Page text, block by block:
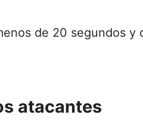
de 20 segundos y
atacantes